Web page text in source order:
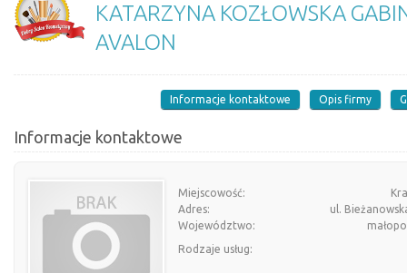
KATARZYNA KOZŁOWSKA
AVALON
Informacje kontaktowe Opis firmy
Informacje kontaktowe
Miejscowość:
Adres:
ul.
Województwo:
Rodzaje usług: